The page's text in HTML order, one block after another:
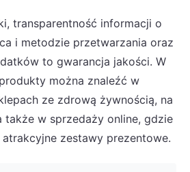
transparentność informacji o
i metodzie przetwarzania oraz
to gwarancja jakości. W
można znaleźć w
ze zdrową żywnością, na
także w sprzedaży online, gdzie
zestawy prezentowe.